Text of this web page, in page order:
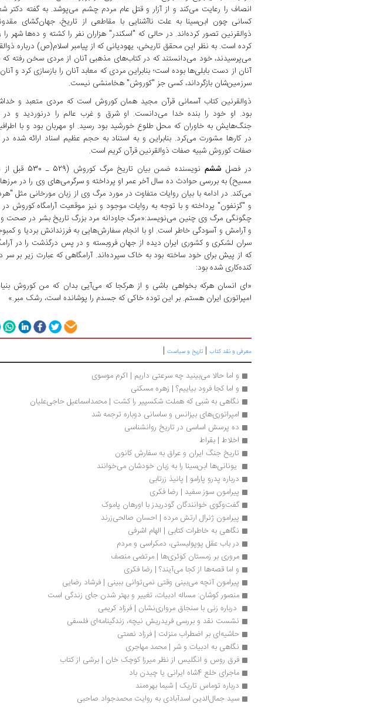
انصاف را رعایت می‌کند و از آزار و قتل عام مردم چشم می‌پوشد. به گفته دکتر
کسانی چون ابن‌سینا به علت ناآشنایی با مقاطعی از تاریخ، جهان‌گشای
ذوالقرنین تصور کرده‌اند. در حالی که "اسکندر" هزاران نفر را کشته و ده‌ها شهر را
کرده است. به نظر این محقق تاریخی، یهودیانی که از پیامبر اسلام(ص) درباره
می‌پرسیدند، خود می‌دانستند که در کتاب‌های مذهبی آنان از مردی سخن رفته که
آنان از دست بابلی‌ها بوده است؛ بنابراین مردی که معابد آنان را بازسازی کرد و آنان
سرزمین‌شان بازگرداند، کسی جز "کوروش" هخامنشی نیست.
ذوالقرنین کتاب آسمانی قرآن مجید همان کوروش است که مردی متعبد و
بود. او خود را بنده خدا می‌دانست. او شرق و غرب عالم را درنوردید و در
جنگ‌هایش به خاوران که محل طلوع خورشید بود رسید. او مهربان بود و با
در کارها مشورت می‌کرد. بنابراین و به استناد به حجم عظیم اسناد ارائه شده
صفات کوروش شبیه صفات ذوالقرنین قرآن کریم است.
در فصل ششم
نویسنده ضمن بیان تاریخ مرگ
مسیح) به بررسی حوادث ده سال آخر عمر او پرداخته و سرگرمی‌های وی را در مرزها
می‌کند. در ادامه با بیان روایات متفاوت در مورد مرگ وی از زبان مورخانی مثل
و "گزنفون" پرداخته و با توجه به روایات موجود و نیز موقعیت آرامگاه کوروش
چگونگی مرگ وی چنین می‌نویسد:«مرگ جاودانه مرد بزرگ تاریخ بشر در صحت و
و آرامش و آسودگی خاطر است. او با انجام سفارش‌هایی به فرزندانش بردیا و
سران لشکری و کشوری ایران دیده از جهان فروبسته و در پس درگذشت را در
که از پیش برای خود ساخته بود به خاک سپرده‌اند. آرامگاهی که عبارت زیر بر سر
کنده‌کاری شده بود:
«ای انسان هرکه بخواهی باشی و از هرکجا که می‌آیی بدان که من کوروش
امپراتوری ایران هستم. بر این توده خاکی که جسدم را پوشانده است، رشک مبر.»
معرفی و نقد کتاب | تاریخ و سیاست |
و اما حالا می‌بینید چه سرعتی داریم | اکرم موسوی
و اما کجا فرود بیاییم؟ | زهره مسکنی
نگاهی به شبی که هملت شکسپیر را کشت | محمداسماعیل حاجی‌علیان
امپراتوری‌های بیزانس و ساسانی دوباره ترجمه شد
ده پرسش اساسی در تاریخ روانشناسی
اخلاط | بقراط
تاریخ جنگ ایران و عراق به سفارش کانون
یونانی‌ها ابن‌سینا را به زبان خودشان می‌خوانند
درباره پدرو پارامو | پانیذ زرتابی
پیرامون سوز سفید | رضا فکری
گفت‌وگوی خوانندگان گودریدز با اورهان پاموک
پیرامون ژنرال ارتش مرده | احسان صالحی‌زرند
نگاهی به خاطرات کتابی | الهام اشرفی‌
در باب عقل پوپولیستی، دمکراسی و مردم
مروری بر زمستان کوئری‌ها | مرتضی منصف
و اما قصه‌ها از کجا می‌آیند؟ | رضا فکری
پیرامون آنچه می‌بینی وقتی نمی‌توانی ببینی | فرشاد رضایی
منصور کوشان: مساله ادبیات، تغییر و بهتر شدن جای زندگی است
درباره زنی با سنجاق مرواری‌نشان | فرزاد کریمی
نشست نقد و بررسی فریدریش نیچه، زندگی‏نامه‏‌ای فلسفی
حاشیه‌ای بر اضطراب منزلت | فرزاد نعمتی
نگاهی به ادبیات و شر | محمد مهاجری
فرق روس و انگلیس از نظر میرزا کوچک خان | برشی از کتاب
ماجرای خلع 4شاه ایرانی یا چیدن باد
درباره توماس تاریک | شیما بهره‌مند
سید جمال‌الدین اسدآبادی به روایت محمدجواد صاحبی